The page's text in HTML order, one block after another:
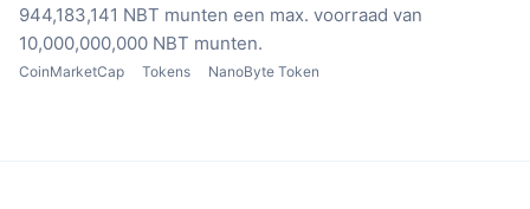
944,183,141 NBT munten een max. voorraad van
10,000,000,000 NBT munten.
CoinMarketCap Tokens NanoByte Token